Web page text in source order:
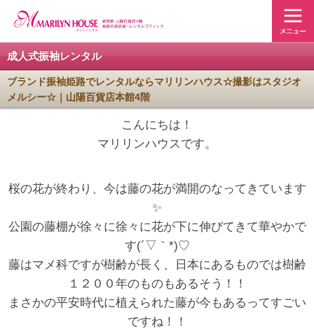
成人式振袖レンタル
ブランド振袖姫路でレンタルならマリリンハウス☆撮影はスタジオ
メルシー☆｜山陽百貨店本館4階
こんにちは！
マリリンハウスです。
桜の花が終わり、今は藤の花が満開のなってきています
✨
公園の藤棚が徐々に徐々に花が下に伸びてきて華やかで
す(´▽｀*)♡
藤はマメ科ですが樹齢が長く、日本にあるものでは樹齢
１２００年のものもあるそう！！
まさかの平安時代に植えられた藤が今もあるってすごい
ですね！！